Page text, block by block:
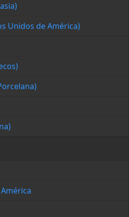
Unidos de América)